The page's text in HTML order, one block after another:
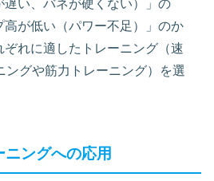
遅い、バネが硬くない）」の
高が低い（パワー不足）」のか
ぞれに適したトレーニング（速
ングや筋力トレーニング）を選
ングへの応用